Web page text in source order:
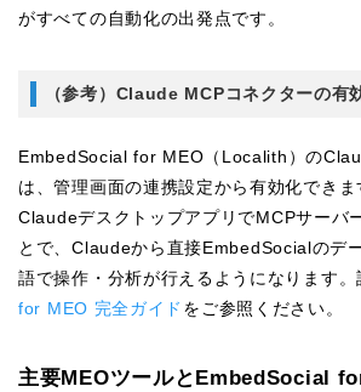
がすべての自動化の出発点です。
（参考）Claude MCPコネクターの有
EmbedSocial for MEO（Localith）の
は、管理画面の連携設定から有効化できま
ClaudeデスクトップアプリでMCPサーバ
とで、Claudeから直接EmbedSocialのデ
語で操作・分析が行えるようになります。
for MEO 完全ガイド をご参照ください。
主要MEOツールとEmbedSocial